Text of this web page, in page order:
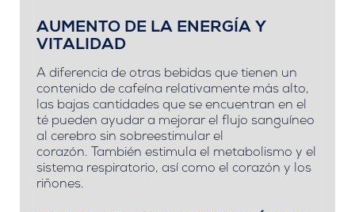
AUMENTO DE LA ENERGÍA Y
VITALIDAD
A diferencia de otras bebidas que tienen un
contenido de cafeína relativamente más alto,
las bajas cantidades que se encuentran en el
té pueden ayudar a mejorar el flujo sanguíneo
al cerebro sin sobreestimular el
corazón. También estimula el metabolismo y el
sistema respiratorio, así como el corazón y los
riñones.